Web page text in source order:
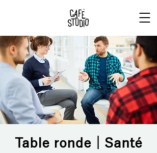
Table ronde | Santé